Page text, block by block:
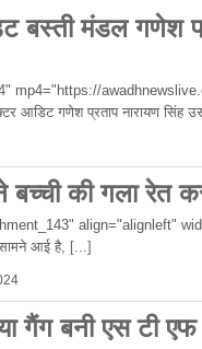
बस्ती मंडल गणेश
mp4="https://
आडिट गणेश प्रताप नारायण सिंह
बच्ची की गला रेत
align="alignleft"
आई है, [...]
गैंग बनी एस टी